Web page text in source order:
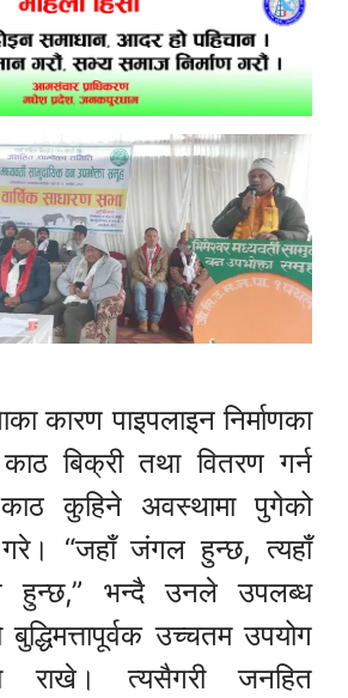
कारण पाइपलाइन निर्माणका
बिक्री तथा वितरण गर्न
कुहिने अवस्थामा पुगेको
“जहाँ जंगल हुन्छ, त्यहाँ
हुन्छ,” भन्दै उनले उपलब्ध
उच्चतम उपयोग
राखे। त्यसैगरी जनहित